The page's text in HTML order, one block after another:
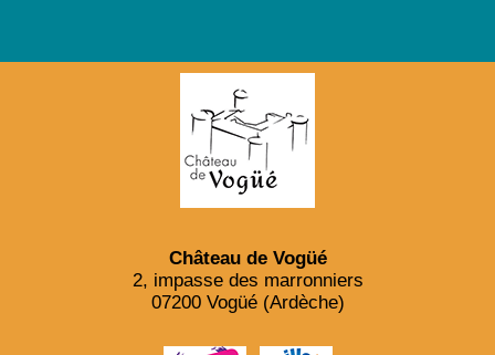
Château de Vogüé
2, impasse des marronniers
07200 Vogüé (Ardèche)